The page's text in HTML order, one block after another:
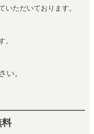
ただいております。
。
い。